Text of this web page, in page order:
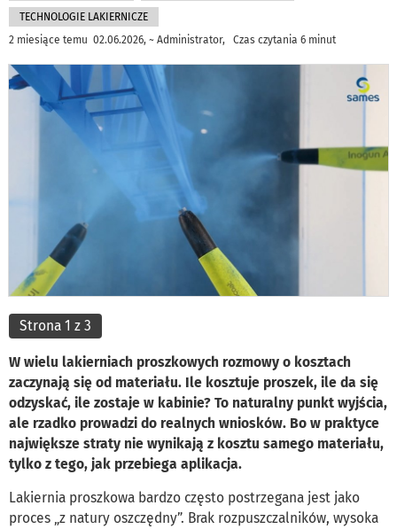
TECHNOLOGIE LAKIERNICZE
2 miesiące temu 02.06.2026, ~ Administrator, Czas czytania 6 minut
Strona 1 z 3
W wielu lakierniach proszkowych rozmowy o kosztach
zaczynają się od materiału. Ile kosztuje proszek, ile da się
odzyskać, ile zostaje w kabinie? To naturalny punkt wyjścia,
ale rzadko prowadzi do realnych wniosków. Bo w praktyce
największe straty nie wynikają z kosztu samego materiału,
tylko z tego, jak przebiega aplikacja.
Lakiernia proszkowa bardzo często postrzegana jest jako
proces „z natury oszczędny”. Brak rozpuszczalników, wysoka